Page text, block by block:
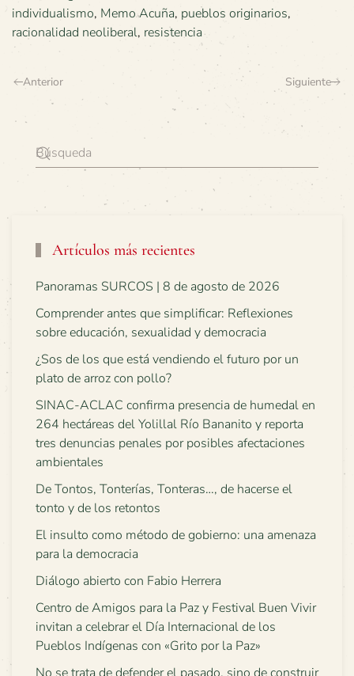
individualismo, Memo Acuña, pueblos originarios,
racionalidad neoliberal, resistencia
Anterior Siguiente
Artículos más recientes
Panoramas SURCOS | 8 de agosto de 2026
Comprender antes que simplificar: Reflexiones
sobre educación, sexualidad y democracia
¿Sos de los que está vendiendo el futuro por un
plato de arroz con pollo?
SINAC-ACLAC confirma presencia de humedal en
264 hectáreas del Yolillal Río Bananito y reporta
tres denuncias penales por posibles afectaciones
ambientales
De Tontos, Tonterías, Tonteras…, de hacerse el
tonto y de los retontos
El insulto como método de gobierno: una amenaza
para la democracia
Diálogo abierto con Fabio Herrera
Centro de Amigos para la Paz y Festival Buen Vivir
invitan a celebrar el Día Internacional de los
Pueblos Indígenas con «Grito por la Paz»